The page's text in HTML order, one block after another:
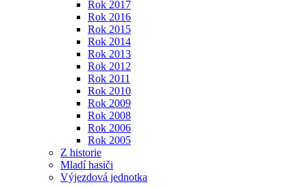
Rok 2017
Rok 2016
Rok 2015
Rok 2014
Rok 2013
Rok 2012
Rok 2011
Rok 2010
Rok 2009
Rok 2008
Rok 2006
Rok 2005
Z historie
Mladí hasiči
Výjezdová jednotka